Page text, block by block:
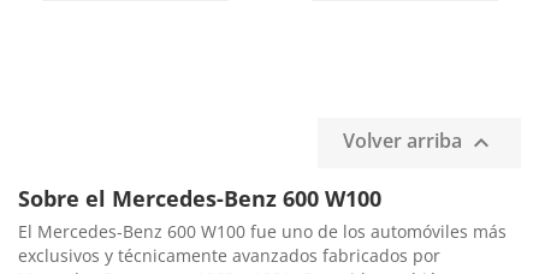
Volver arriba 
Sobre el Mercedes-Benz 600 W100
El Mercedes-Benz 600 W100 fue uno de los automóviles más
exclusivos y técnicamente avanzados fabricados por